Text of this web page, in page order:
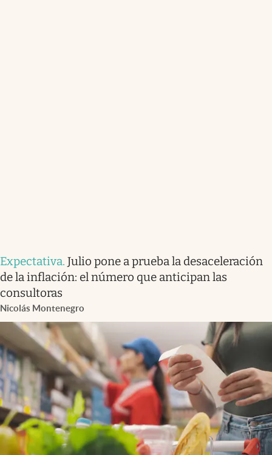
Expectativa. Julio pone a prueba la desaceleración
de la inflación: el número que anticipan las
consultoras
Nicolás Montenegro